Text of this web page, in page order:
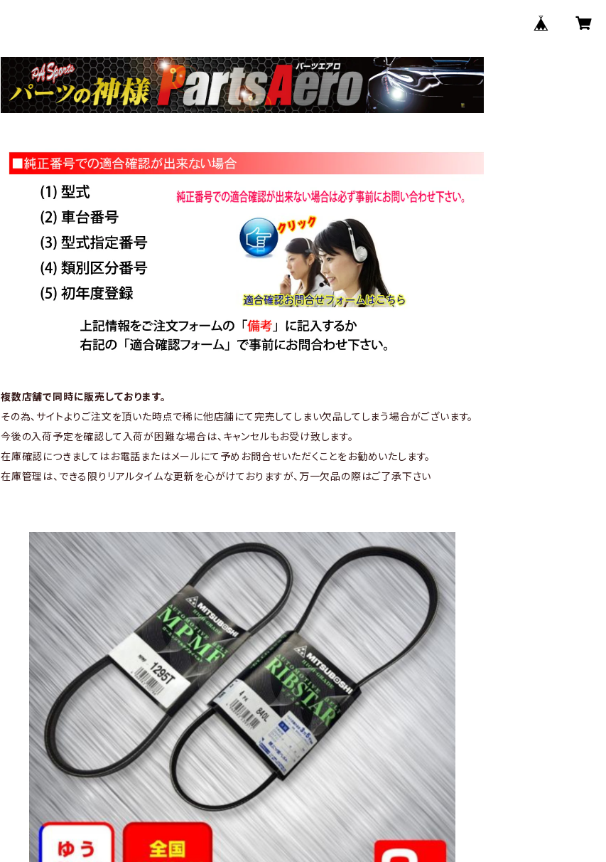
複数店舗で同時に販売しております。
その為、サイトよりご注文を頂いた時点で稀に他店舗にて完売してしまい欠品してしまう場合がございます。
今後の入荷予定を確認して入荷が困難な場合は、キャンセルもお受け致します。
在庫確認につきましてはお電話またはメールにて予めお問合せいただくことをお勧めいたします。
在庫管理は、できる限りリアルタイムな更新を心がけておりますが、万一欠品の際はご了承下さい